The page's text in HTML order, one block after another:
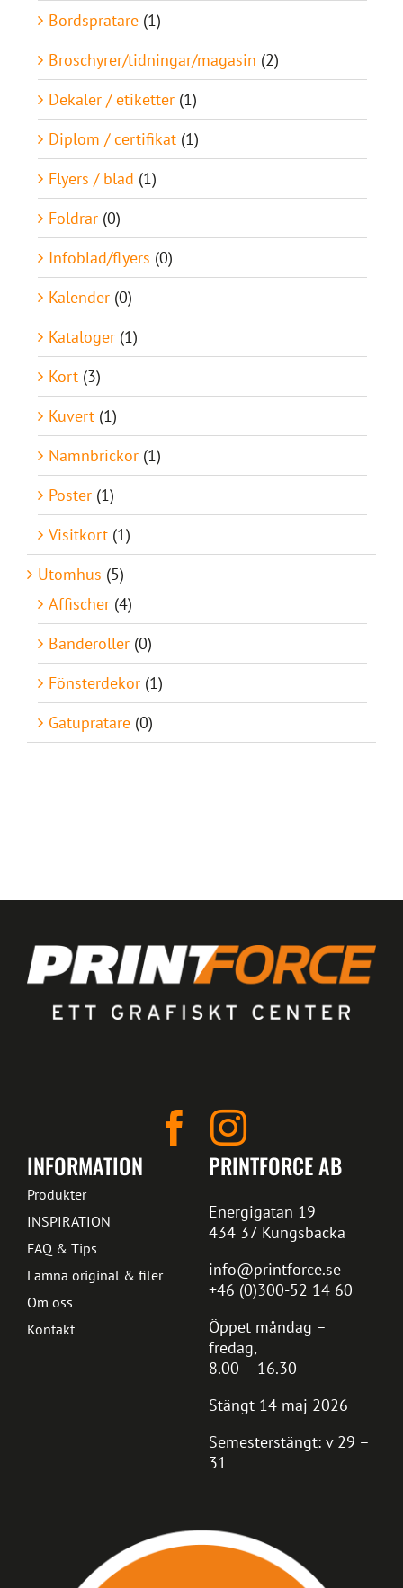
Bordspratare (1)
Broschyrer/tidningar/magasin (2)
Dekaler / etiketter (1)
Diplom / certifikat (1)
Flyers / blad (1)
Foldrar (0)
Infoblad/flyers (0)
Kalender (0)
Kataloger (1)
Kort (3)
Kuvert (1)
Namnbrickor (1)
Poster (1)
Visitkort (1)
Utomhus (5)
Affischer (4)
Banderoller (0)
Fönsterdekor (1)
Gatupratare (0)
PRINTFORCE AB
Energigatan 19
434 37 Kungsbacka
info@printforce.se
+46 (0)300-52 14 60
Öppet måndag –
fredag,
8.00 – 16.30
Stängt 14 maj 2026
Semesterstängt: v 29 –
31
INFORMATION
Produkter
INSPIRATION
FAQ & Tips
Lämna original & filer
Om oss
Kontakt